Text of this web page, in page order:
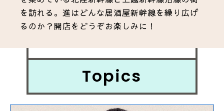
を訪れる。進はどんな居酒屋新幹線を繰り広げ
るのか？開店をどうぞお楽しみに！
Topics